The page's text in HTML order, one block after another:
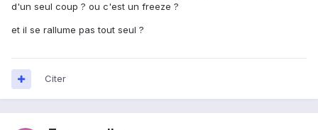
d'un seul coup ? ou c'est un freeze ?
et il se rallume pas tout seul ?
Citer